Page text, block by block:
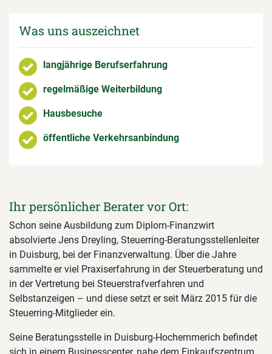
Was uns auszeichnet
langjährige Berufserfahrung
regelmäßige Weiterbildung
Hausbesuche
öffentliche Verkehrsanbindung
Ihr persönlicher Berater vor Ort:
Schon seine Ausbildung zum Diplom-Finanzwirt
absolvierte Jens Dreyling, Steuerring-Beratungsstellenleiter
in Duisburg, bei der Finanzverwaltung. Über die Jahre
sammelte er viel Praxiserfahrung in der Steuerberatung und
in der Vertretung bei Steuerstrafverfahren und
Selbstanzeigen – und diese setzt er seit März 2015 für die
Steuerring-Mitglieder ein.
Seine Beratungsstelle in Duisburg-Hochemmerich befindet